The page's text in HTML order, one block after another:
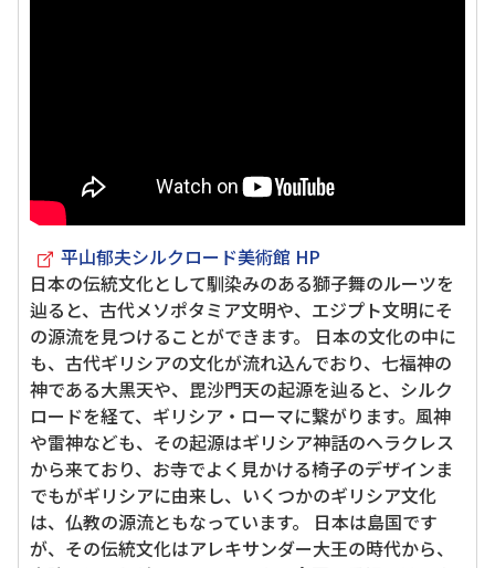
平山郁夫シルクロード美術館 HP
日本の伝統文化として馴染みのある獅子舞のルーツを
辿ると、古代メソポタミア文明や、エジプト文明にそ
の源流を見つけることができます。 日本の文化の中に
も、古代ギリシアの文化が流れ込んでおり、七福神の
神である大黒天や、毘沙門天の起源を辿ると、シルク
ロードを経て、ギリシア・ローマに繋がります。風神
や雷神なども、その起源はギリシア神話のヘラクレス
から来ており、お寺でよく見かける椅子のデザインま
でもがギリシアに由来し、いくつかのギリシア文化
は、仏教の源流ともなっています。 日本は島国です
が、その伝統文化はアレキサンダー大王の時代から、